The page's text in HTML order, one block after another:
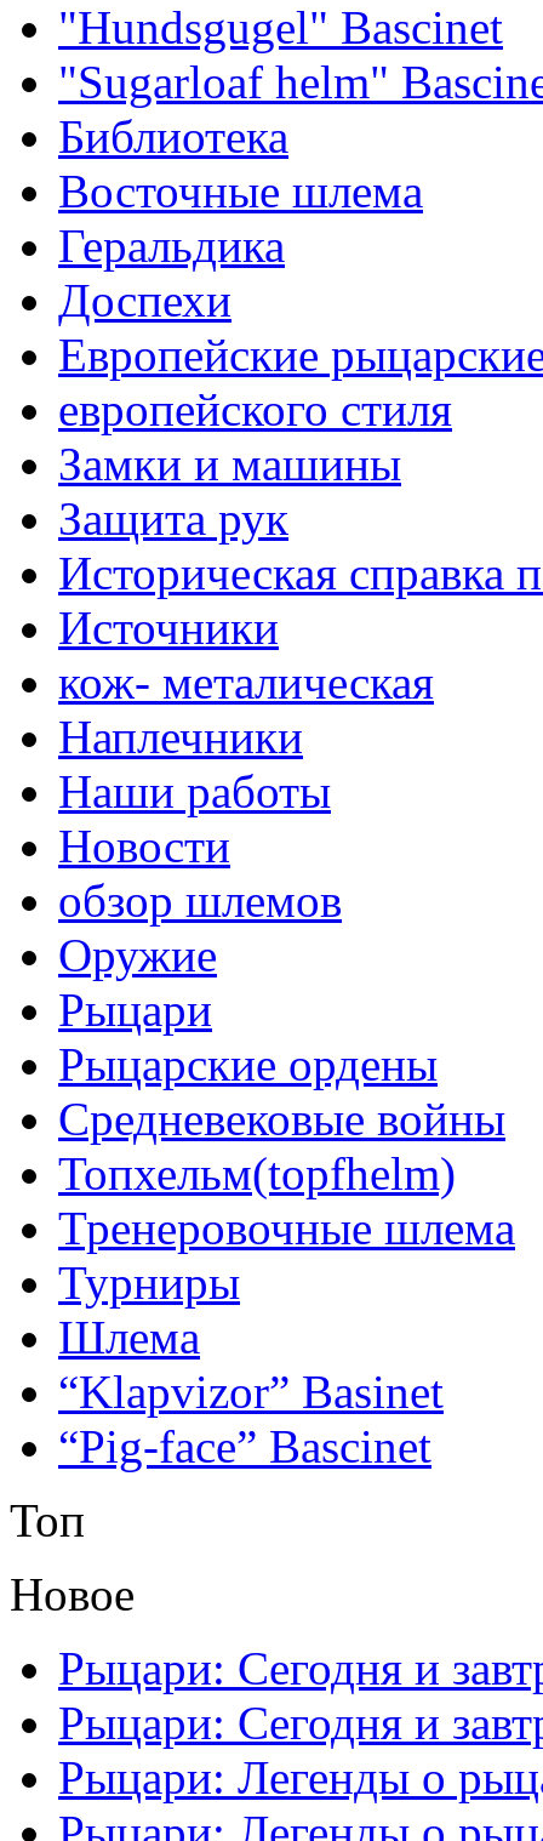
"Hundsgugel" Bascinet
"Sugarloaf helm"
Библиотека
Восточные шлема
Геральдика
Доспехи
Европейские
европейского стиля
Замки и машины
Защита рук
Историческая справка
Источники
кож- металическая
Наплечники
Наши работы
Новости
обзор шлемов
Оружие
Рыцари
Рыцарские ордены
Средневековые войны
Топхельм(topfhelm)
Тренеровочные шлема
Турниры
Шлема
“Klapvizor” Basinet
“Pig-face” Bascinet
Топ
Новое
Рыцари: Сегодня и
Рыцари: Сегодня и
Рыцари: Легенды о